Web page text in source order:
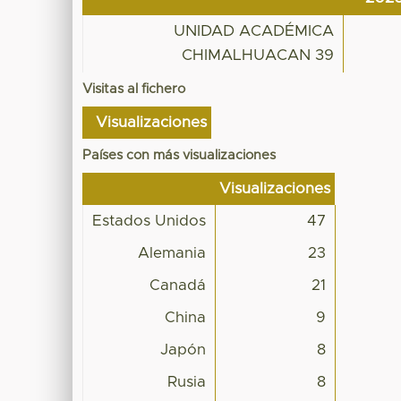
UNIDAD ACADÉMICA
CHIMALHUACAN 39
Visitas al fichero
Visualizaciones
Países con más visualizaciones
Visualizaciones
Estados Unidos 47
Alemania 23
Canadá 21
China 9
Japón 8
Rusia 8